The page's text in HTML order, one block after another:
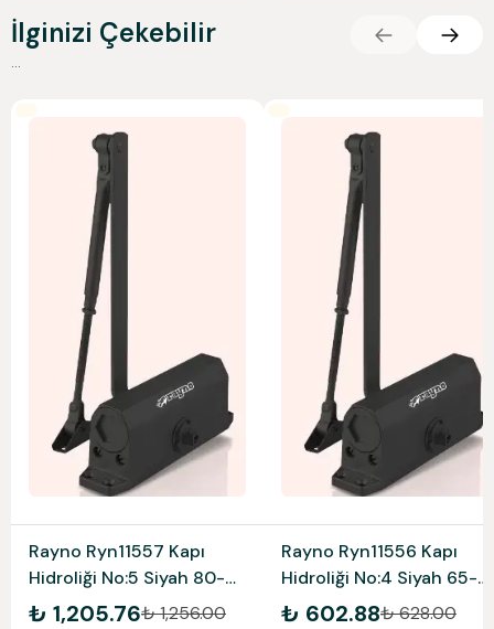
İlginizi Çekebilir
...
Rayno Ryn11557 Kapı
Hidroliği No:5 Siyah 80-
120 Kg
₺ 1,205.76₺ 1,256.00
Rayno Ryn11556 Kapı
Hidroliği No:4 Siyah 65-
85 Kg
₺ 602.88₺ 628.00